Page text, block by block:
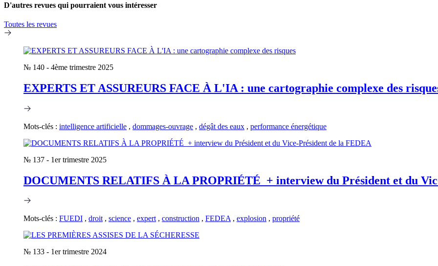
D'autres revues qui pourraient vous intéresser
Toutes les revues
№ 140 - 4ème trimestre 2025
EXPERTS ET ASSUREURS FACE À L'IA : une cartographie complexe des
Mots-clés : intelligence artificielle , dommages-ouvrage , dégât des eaux , performance énergétique
№ 137 - 1er trimestre 2025
DOCUMENTS RELATIFS À LA PROPRIÉTÉ + interview du Président et du
Mots-clés : FUEDI , droit, science , expert, construction , FEDEA, explosion , propriété
№ 133 - 1er trimestre 2024